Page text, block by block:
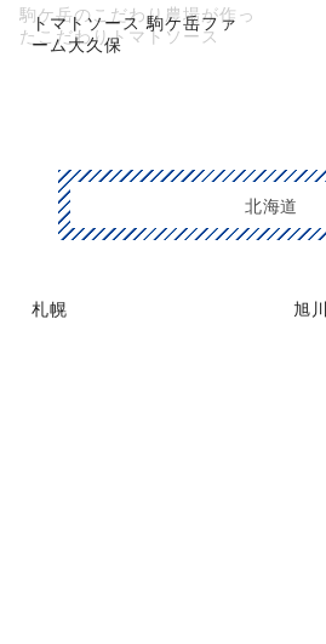
トマトソース 駒ケ岳ファ
ーム大久保
駒ケ岳のこだわり農場が作っ
たこだわりトマトソース
北海道
札幌 旭